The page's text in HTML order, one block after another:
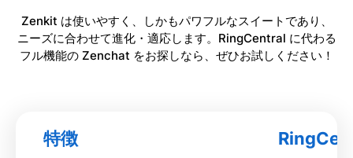
Zenkit は使いやすく、しかもパワフルなスイートであり、
ニーズに合わせて進化・適応します。RingCentral に代わる
フル機能の Zenchat をお探しなら、ぜひお試しください！
特徴